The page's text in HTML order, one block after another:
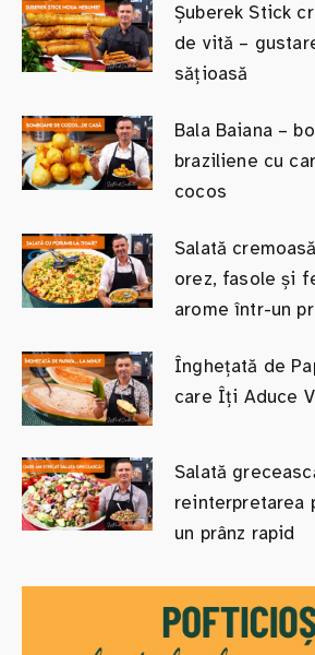
Șuberek Stick
de vită –
sățioasă
Bala Baiana –
braziliene cu
cocos
Salată
orez, fasole și
arome într-un
Înghețată de
care Îți Aduce
Salată
reinterpretarea
un prânz rapid